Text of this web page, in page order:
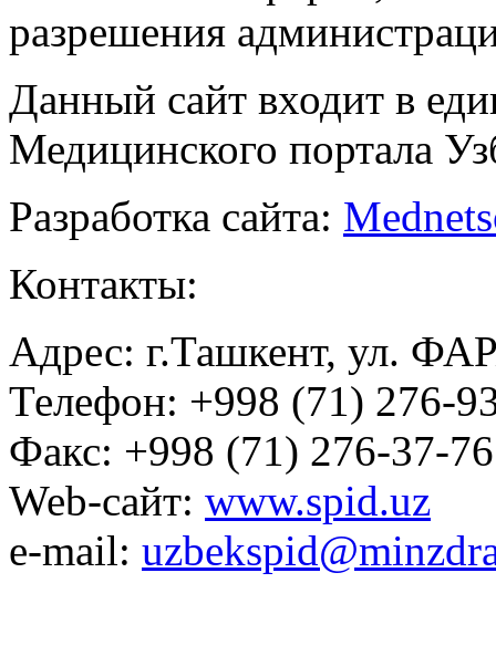
разрешения
Данный сайт входит в
Медицинского портала
Разработка сайта:
Контакты:
Адрес: г.Ташкент, ул.
Телефон: +998 (71) 276-
Факс: +998 (71) 276-37-76
Web-сайт: www.spid.uz
e-mail: